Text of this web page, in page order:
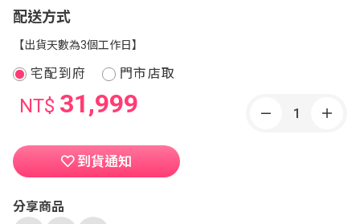
配送方式
【出貨天數為3個工作日】
宅配到府 門市店取
NT$ 31,999
到貨通知
分享商品